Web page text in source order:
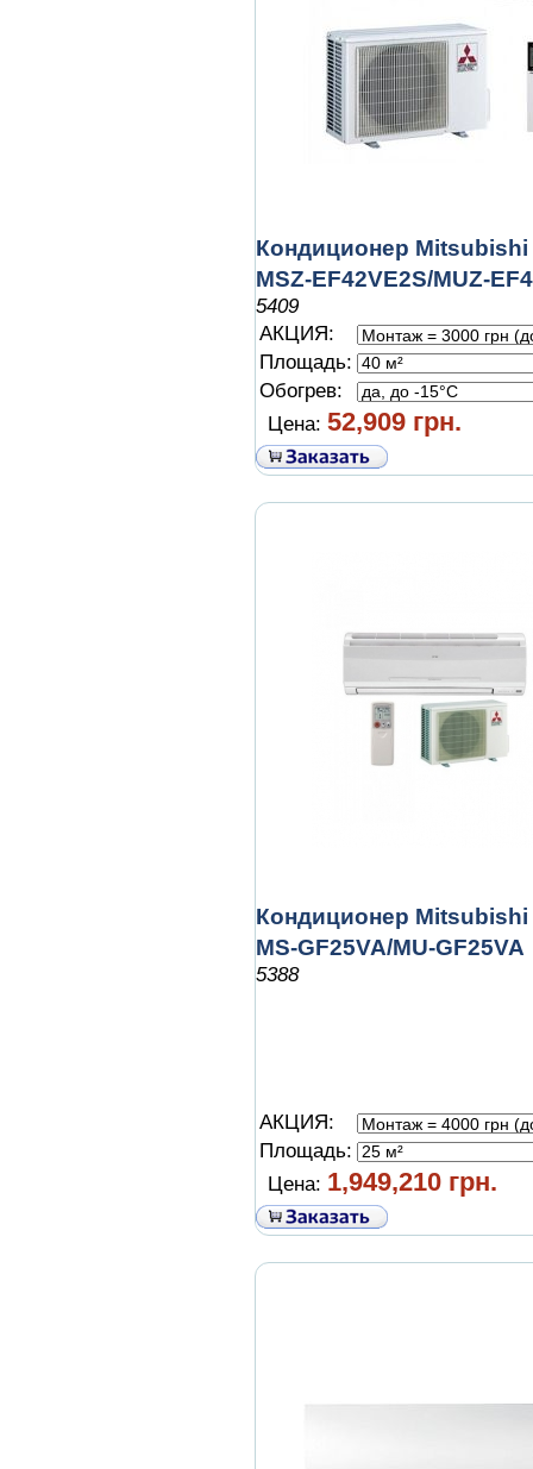
Кондиционер
MSZ-EF42VE2S/MUZ-
5409
АКЦИЯ:
Площадь:
Обогрев:
Цена: 52,909 грн.
Кондиционер
MS-GF25VA/MU-GF25VA
5388
АКЦИЯ:
Площадь:
Цена: 1,949,210 грн.